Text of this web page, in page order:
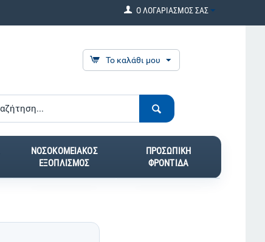
Ο ΛΟΓΑΡΙΑΣΜΟΣ ΣΑΣ
Το καλάθι μου
ΝΟΣΟΚΟΜΕΙΑΚΟΣ
ΕΞΟΠΛΙΣΜΟΣ
ΠΡΟΣΩΠΙΚΗ
ΦΡΟΝΤΙΔΑ